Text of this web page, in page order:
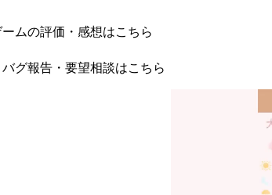
ームの評価・感想はこちら
バグ報告・要望相談はこちら